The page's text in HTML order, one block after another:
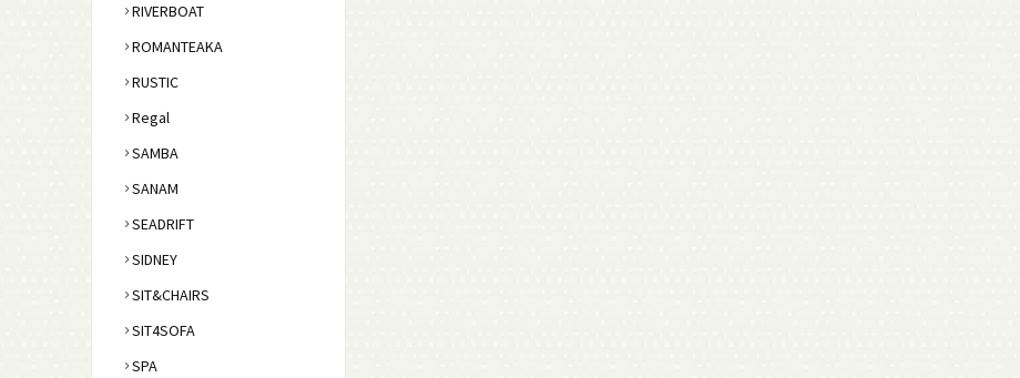
RIVERBOAT
ROMANTEAKA
RUSTIC
Regal
SAMBA
SANAM
SEADRIFT
SIDNEY
SIT&CHAIRS
SIT4SOFA
SPA